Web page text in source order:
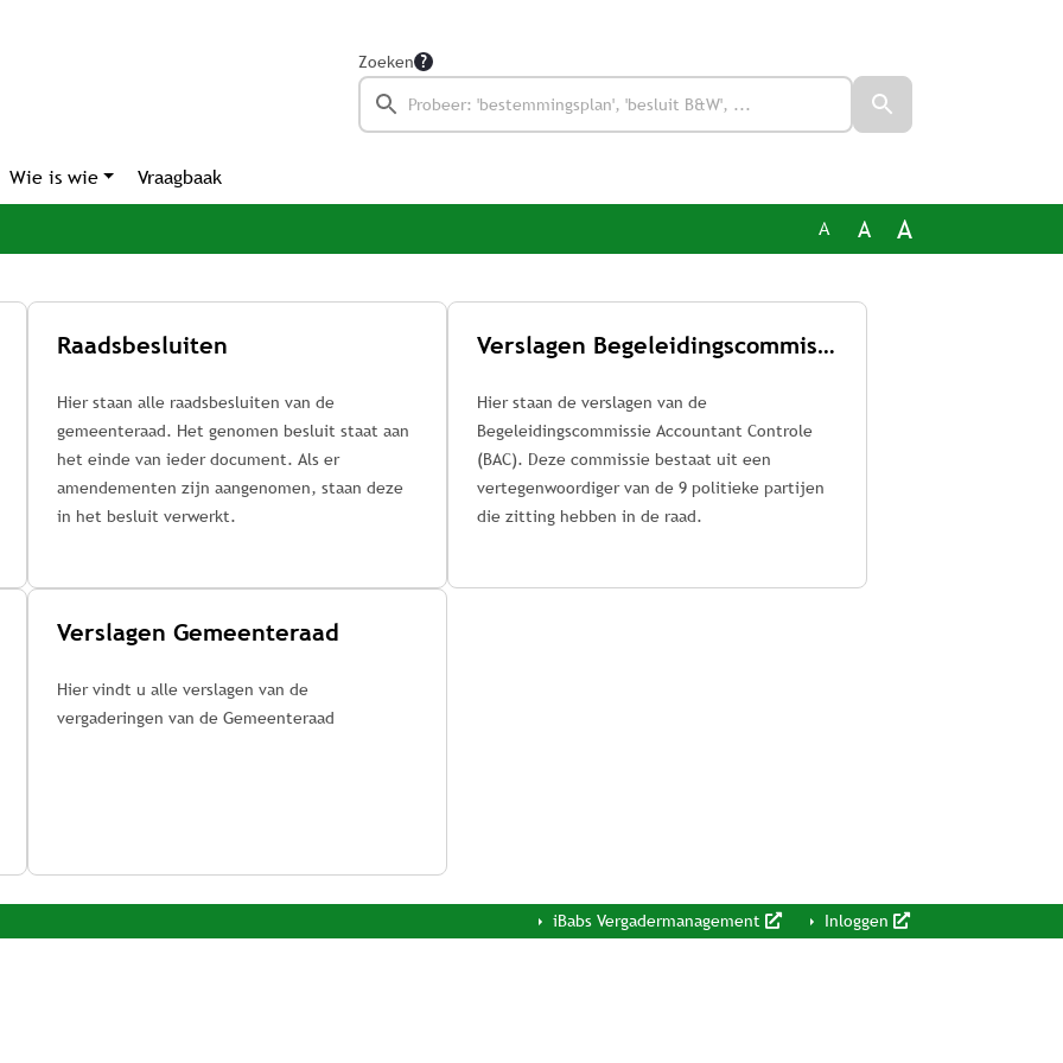
Zoeken
Wie is wie Vraagbaak
A A A
Raadsbesluiten
Hier staan alle raadsbesluiten van de
gemeenteraad. Het genomen besluit staat aan
het einde van ieder document. Als er
amendementen zijn aangenomen, staan deze
in het besluit verwerkt.
Verslagen Begeleidingscommissie Accountant Controle (BAC)
Hier staan de verslagen van de
Begeleidingscommissie Accountant Controle
(BAC). Deze commissie bestaat uit een
vertegenwoordiger van de 9 politieke partijen
die zitting hebben in de raad.
Verslagen Gemeenteraad
Hier vindt u alle verslagen van de
vergaderingen van de Gemeenteraad
iBabs Vergadermanagement Inloggen